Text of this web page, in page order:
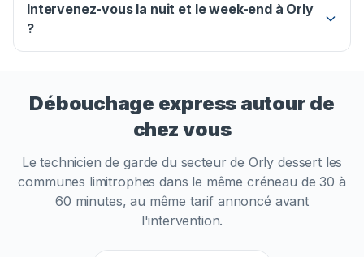
Intervenez-vous la nuit et le week-end à Orly
?
Débouchage express autour de
chez vous
Le technicien de garde du secteur de Orly dessert les
communes limitrophes dans le même créneau de 30 à
60 minutes, au même tarif annoncé avant
l'intervention.